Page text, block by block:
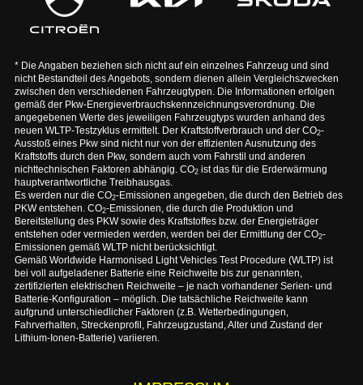
* Die Angaben beziehen sich nicht auf ein einzelnes Fahrzeug und sind
nicht Bestandteil des Angebots, sondern dienen allein Vergleichszwecken
zwischen den verschiedenen Fahrzeugtypen. Die Informationen erfolgen
gemäß der Pkw-Energieverbrauchskennzeichnungsverordnung. Die
angegebenen Werte des jeweiligen Fahrzeugtyps wurden anhand des
neuen WLTP-Testzyklus ermittelt. Der Kraftstoffverbrauch und der CO2-
Ausstoß eines Pkw sind nicht nur von der effizienten Ausnutzung des
Kraftstoffs durch den Pkw, sondern auch vom Fahrstil und anderen
nichttechnischen Faktoren abhängig. CO2ist das für die Erderwärmung
hauptverantwortliche Treibhausgas.
Es werden nur die CO2-Emissionen angegeben, die durch den Betrieb des
PKW entstehen. CO2-Emissionen, die durch die Produktion und
Bereitstellung des PKW sowie des Kraftstoffes bzw. der Energieträger
entstehen oder vermieden werden, werden bei der Ermittlung der CO2-
Emissionen gemäß WLTP nicht berücksichtigt.
Gemäß Worldwide Harmonised Light Vehicles Test Procedure (WLTP) ist
bei voll aufgeladener Batterie eine Reichweite bis zur genannten,
zertifizierten elektrischen Reichweite – je nach vorhandener Serien- und
Batterie-Konfiguration – möglich. Die tatsächliche Reichweite kann
aufgrund unterschiedlicher Faktoren (z.B. Wetterbedingungen,
Fahrverhalten, Streckenprofil, Fahrzeugzustand, Alter und Zustand der
Lithium-Ionen-Batterie) variieren.